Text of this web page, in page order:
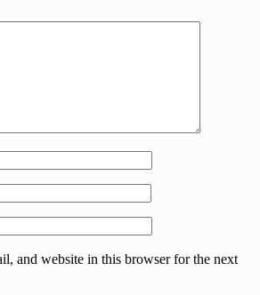
and website in this browser for the next